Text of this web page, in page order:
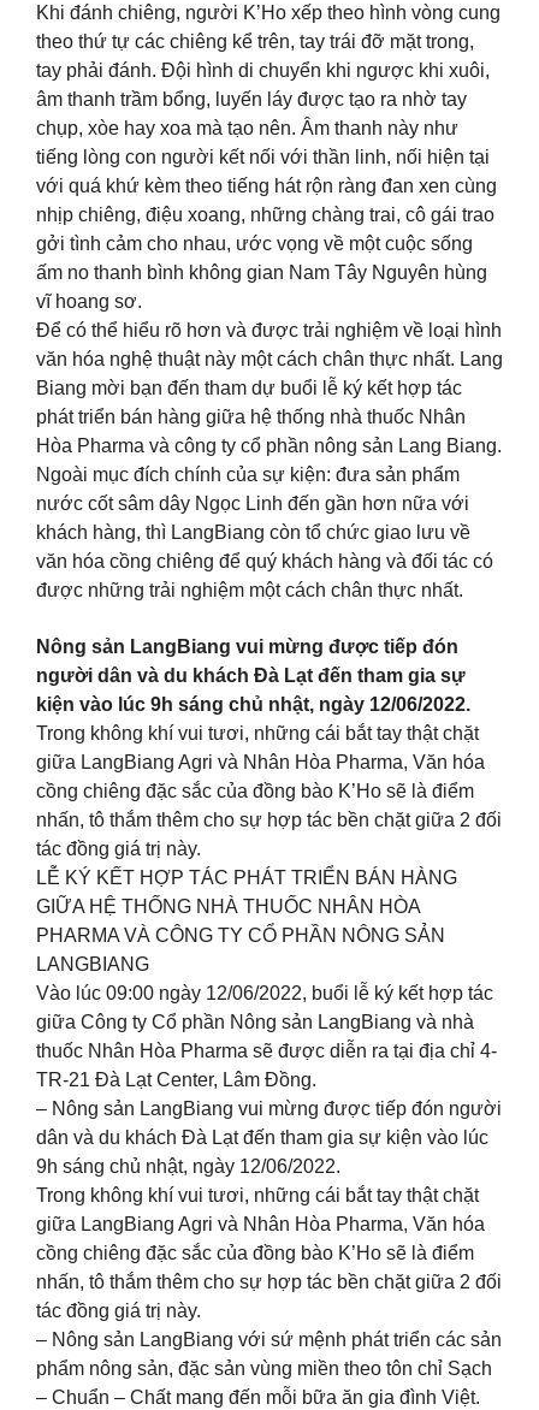
Khi đánh chiêng, người K’Ho xếp theo hình vòng cung
theo thứ tự các chiêng kể trên, tay trái đỡ mặt trong,
tay phải đánh. Đội hình di chuyển khi ngược khi xuôi,
âm thanh trầm bổng, luyến láy được tạo ra nhờ tay
chụp, xòe hay xoa mà tạo nên. Âm thanh này như
tiếng lòng con người kết nối với thần linh, nối hiện tại
với quá khứ kèm theo tiếng hát rộn ràng đan xen cùng
nhịp chiêng, điệu xoang, những chàng trai, cô gái trao
gởi tình cảm cho nhau, ước vọng về một cuộc sống
ấm no thanh bình không gian Nam Tây Nguyên hùng
vĩ hoang sơ.
Để có thể hiểu rõ hơn và được trải nghiệm về loại hình
văn hóa nghệ thuật này một cách chân thực nhất. Lang
Biang mời bạn đến tham dự buổi lễ ký kết hợp tác
phát triển bán hàng giữa hệ thống nhà thuốc Nhân
Hòa Pharma và công ty cổ phần nông sản Lang Biang.
Ngoài mục đích chính của sự kiện: đưa sản phẩm
nước cốt sâm dây Ngọc Linh đến gần hơn nữa với
khách hàng, thì LangBiang còn tổ chức giao lưu về
văn hóa cồng chiêng để quý khách hàng và đối tác có
được những trải nghiệm một cách chân thực nhất.
Nông sản LangBiang vui mừng được tiếp đón
người dân và du khách Đà Lạt đến tham gia sự
kiện vào lúc 9h sáng chủ nhật, ngày 12/06/2022.
Trong không khí vui tươi, những cái bắt tay thật chặt
giữa LangBiang Agri và Nhân Hòa Pharma, Văn hóa
cồng chiêng đặc sắc của đồng bào K’Ho sẽ là điểm
nhấn, tô thắm thêm cho sự hợp tác bền chặt giữa 2 đối
tác đồng giá trị này.
LỄ KÝ KẾT HỢP TÁC PHÁT TRIỂN BÁN HÀNG
GIỮA HỆ THỐNG NHÀ THUỐC NHÂN HÒA
PHARMA VÀ CÔNG TY CỔ PHẦN NÔNG SẢN
LANGBIANG
Vào lúc 09:00 ngày 12/06/2022, buổi lễ ký kết hợp tác
giữa Công ty Cổ phần Nông sản LangBiang và nhà
thuốc Nhân Hòa Pharma sẽ được diễn ra tại địa chỉ 4-
TR-21 Đà Lạt Center, Lâm Đồng.
– Nông sản LangBiang vui mừng được tiếp đón người
dân và du khách Đà Lạt đến tham gia sự kiện vào lúc
9h sáng chủ nhật, ngày 12/06/2022.
Trong không khí vui tươi, những cái bắt tay thật chặt
giữa LangBiang Agri và Nhân Hòa Pharma, Văn hóa
cồng chiêng đặc sắc của đồng bào K’Ho sẽ là điểm
nhấn, tô thắm thêm cho sự hợp tác bền chặt giữa 2 đối
tác đồng giá trị này.
– Nông sản LangBiang với sứ mệnh phát triển các sản
phẩm nông sản, đặc sản vùng miền theo tôn chỉ Sạch
– Chuẩn – Chất mang đến mỗi bữa ăn gia đình Việt.